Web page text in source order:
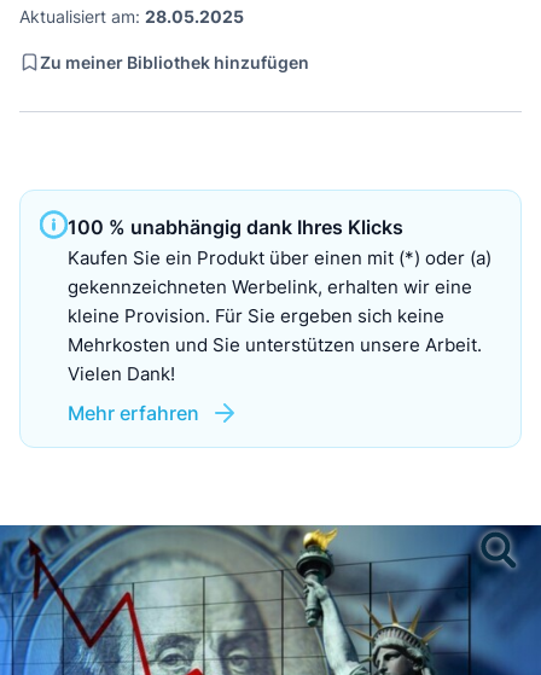
Aktualisiert am: 28.05.2025
Zu meiner Bibliothek hinzufügen
100 % unabhängig dank Ihres Klicks
Kaufen Sie ein Produkt über einen mit (*) oder (a)
gekennzeichneten Werbelink, erhalten wir eine
kleine Provision. Für Sie ergeben sich keine
Mehrkosten und Sie unterstützen unsere Arbeit.
Vielen Dank!
Mehr erfahren